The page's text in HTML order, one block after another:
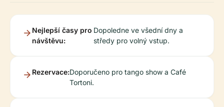
Nejlepší časy pro
návštěvu:
Dopoledne ve všední dny a
středy pro volný vstup.
Rezervace:Doporučeno pro tango show a Café
Tortoni.